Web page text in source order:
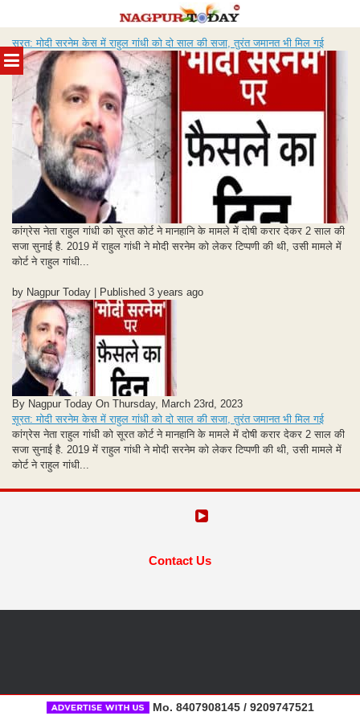
MENU
to
content
सूरत: मोदी सरनेम केस में राहुल गांधी को दो साल की सजा, तुरंत जमानत भी मिल गई
कांग्रेस नेता राहुल गांधी को सूरत कोर्ट ने मानहानि के मामले में दोषी करार देकर 2 साल की
सजा सुनाई है. 2019 में राहुल गांधी ने मोदी सरनेम को लेकर टिप्पणी की थी, उसी मामले में
कोर्ट ने राहुल गांधी...
by Nagpur Today | Published 3 years ago
By Nagpur Today On Thursday, March 23rd, 2023
सूरत: मोदी सरनेम केस में राहुल गांधी को दो साल की सजा, तुरंत जमानत भी मिल गई
कांग्रेस नेता राहुल गांधी को सूरत कोर्ट ने मानहानि के मामले में दोषी करार देकर 2 साल की
सजा सुनाई है. 2019 में राहुल गांधी ने मोदी सरनेम को लेकर टिप्पणी की थी, उसी मामले में
कोर्ट ने राहुल गांधी...
Contact Us
Mo. 8407908145 / 9209747521